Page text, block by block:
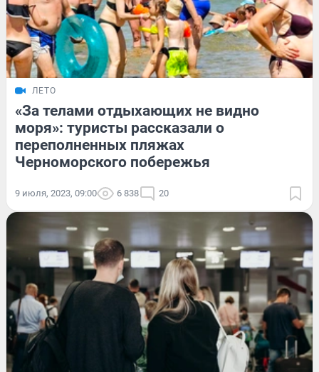
ЛЕТО
«За телами отдыхающих не видно
моря»: туристы рассказали о
переполненных пляжах
Черноморского побережья
9 июля, 2023, 09:00 6 838 20